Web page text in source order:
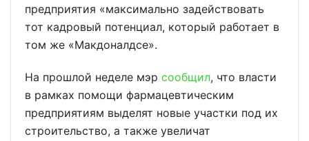
предприятия «максимально задействовать
тот кадровый потенциал, который работает в
том же «Макдоналдсе».
На прошлой неделе мэр сообщил, что власти
в рамках помощи фармацевтическим
предприятиям выделят новые участки под их
строительство, а также увеличат